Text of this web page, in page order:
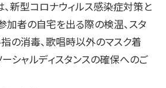
新型コロナウィルス感染症対策と
加者の自宅を出る際の検温、スタ
の消毒、歌唱時以外のマスク着
シャルディスタンスの確保へのご